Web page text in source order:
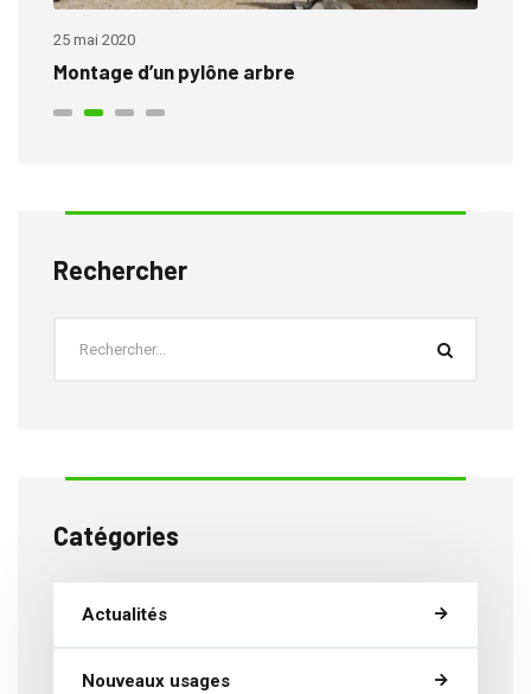
25 mai 2020
Montage d’un pylône arbre
Rechercher
Catégories
Actualités
Nouveaux usages